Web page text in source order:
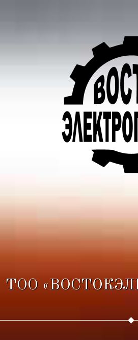
ТОО